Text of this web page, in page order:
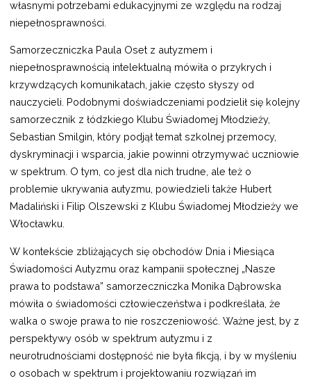
własnymi potrzebami edukacyjnymi ze względu na rodzaj
niepełnosprawności.
Samorzeczniczka Paula Oset z autyzmem i
niepełnosprawnością intelektualną mówiła o przykrych i
krzywdzących komunikatach, jakie często słyszy od
nauczycieli. Podobnymi doświadczeniami podzielił się kolejny
samorzecznik z łódzkiego Klubu Świadomej Młodzieży,
Sebastian Smilgin, który podjął temat szkolnej przemocy,
dyskryminacji i wsparcia, jakie powinni otrzymywać uczniowie
w spektrum. O tym, co jest dla nich trudne, ale też o
problemie ukrywania autyzmu, powiedzieli także Hubert
Madaliński i Filip Olszewski z Klubu Świadomej Młodzieży we
Włocławku.
W kontekście zbliżających się obchodów Dnia i Miesiąca
Świadomości Autyzmu oraz kampanii społecznej „Nasze
prawa to podstawa” samorzeczniczka Monika Dąbrowska
mówiła o świadomości człowieczeństwa i podkreślała, że
walka o swoje prawa to nie roszczeniowość. Ważne jest, by z
perspektywy osób w spektrum autyzmu i z
neurotrudnościami dostępność nie była fikcją, i by w myśleniu
o osobach w spektrum i projektowaniu rozwiązań im